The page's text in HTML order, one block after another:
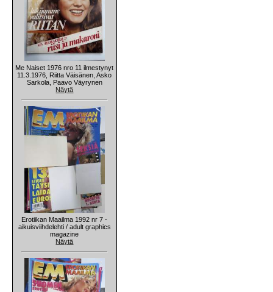
Me Naiset 1976 nro 11 ilmestynyt
11.3.1976, Riitta Väisänen, Asko
Sarkola, Paavo Väyrynen
Näytä
Erotiikan Maailma 1992 nr 7 -
aikuisviihdelehti / adult graphics
magazine
Näytä